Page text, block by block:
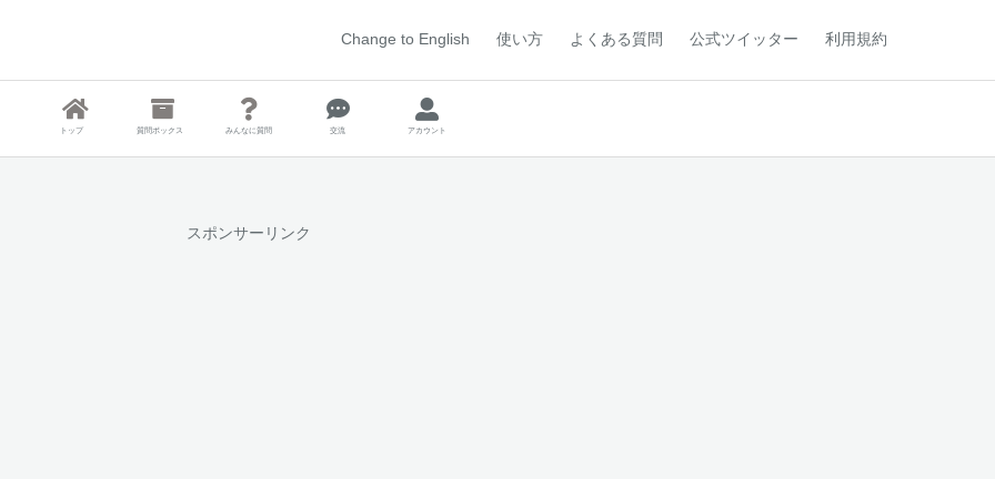
Change to English 使い方 よくある質問 公式ツイッター 利用規約
スポンサーリンク
トップ 質問ボックス みんなに質問 交流 アカウント